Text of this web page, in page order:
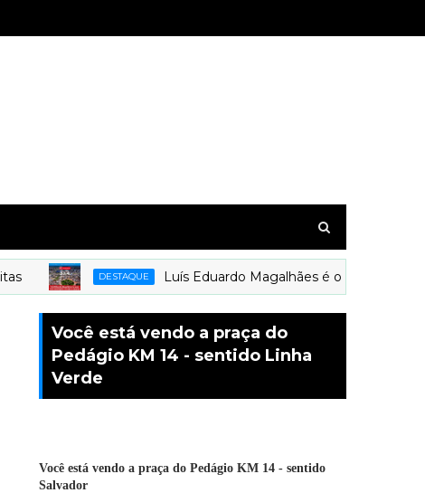
DESTAQUE Luís Eduardo Magalhães é o mais novo
Você está vendo a praça do
Pedágio KM 14 - sentido Linha
Verde
Você está vendo a praça do Pedágio KM 14 - sentido
Salvador